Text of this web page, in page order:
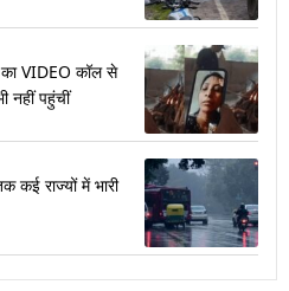
का VIDEO कॉल से
नहीं पहुंचीं
राज्यों में भारी